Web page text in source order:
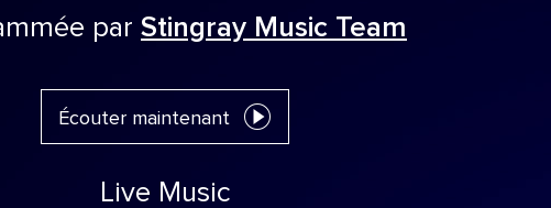
par Stingray Music Team
Écouter maintenant
Live Music